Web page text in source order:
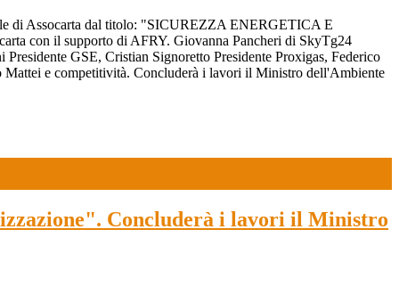
di Assocarta dal titolo: "SICUREZZA ENERGETICA E
con il supporto di AFRY. Giovanna Pancheri di SkyTg24
GSE, Cristian Signoretto Presidente Proxigas, Federico
e competitività. Concluderà i lavori il Ministro dell'Ambiente
Concluderà i lavori il Ministro